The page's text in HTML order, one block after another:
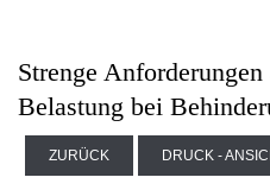
Strenge
Belastung bei
ZURÜCK DRUCK -